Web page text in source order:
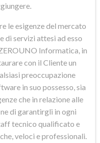
le esigenze del mercato
di servizi attesi ad esso
Informatica, in
con il Cliente un
preoccupazione
in suo possesso, sia
che in relazione alle
di garantirgli in ogni
tecnico qualificato e
veloci e professionali.